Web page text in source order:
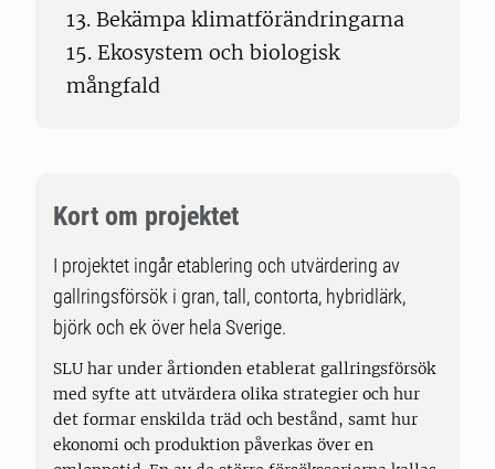
13. Bekämpa klimatförändringarna
15. Ekosystem och biologisk
mångfald
Kort om projektet
I projektet ingår etablering och utvärdering av
gallringsförsök i gran, tall, contorta, hybridlärk,
björk och ek över hela Sverige.
SLU har under årtionden etablerat gallringsförsök
med syfte att utvärdera olika strategier och hur
det formar enskilda träd och bestånd, samt hur
ekonomi och produktion påverkas över en